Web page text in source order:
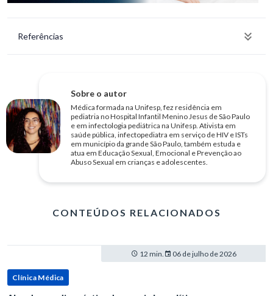
Referências
Sobre o autor
Médica formada na Unifesp, fez residência em
pediatria no Hospital Infantil Menino Jesus de São Paulo
e em infectologia pediátrica na Unifesp. Ativista em
saúde pública, infectopediatra em serviço de HIV e ISTs
em município da grande São Paulo, também estuda e
atua em Educação Sexual, Emocional e Prevenção ao
Abuso Sexual em crianças e adolescentes.
CONTEÚDOS RELACIONADOS
12 min. 06 de julho de 2026
Clínica Médica